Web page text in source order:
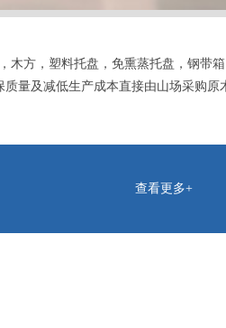
方，塑料托盘，免熏蒸托盘，钢带
量及减低生产成本直接由山场采购
查看更多+